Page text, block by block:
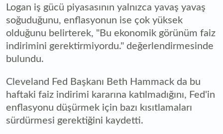
Logan iş gücü piyasasının yalnızca yavaş yavaş
soğuduğunu, enflasyonun ise çok yüksek
olduğunu belirterek, "Bu ekonomik görünüm faiz
indirimini gerektirmiyordu." değerlendirmesinde
bulundu.
Cleveland Fed Başkanı Beth Hammack da bu
haftaki faiz indirimi kararına katılmadığını, Fed'in
enflasyonu düşürmek için bazı kısıtlamaları
sürdürmesi gerektiğini kaydetti.